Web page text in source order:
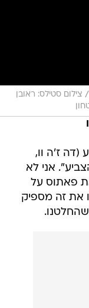
/ צילום סטילס: ראובן
(דה ז'ה וו,
אני לא
פאתוס על
את זה מספיק